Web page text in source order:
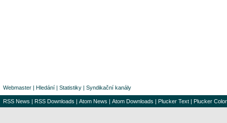
Webmaster | Hledání | Statistiky | Syndikační kanály
RSS News | RSS Downloads | Atom News | Atom Downloads | Plucker Text | Plucker Color